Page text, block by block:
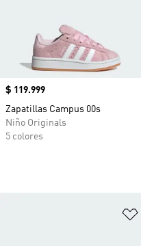
Precio
$ 119.999
Zapatillas Campus 00s
Niño Originals
5 colores